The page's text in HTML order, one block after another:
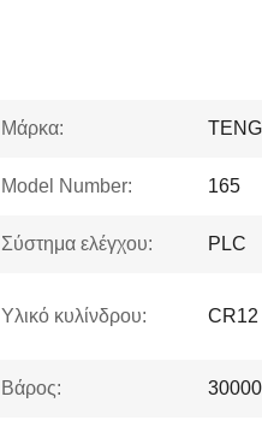
Μάρκα:
Model Number: 165
Σύστημα ελέγχου: PLC
Υλικό κυλίνδρου: CR12
Βάρος: